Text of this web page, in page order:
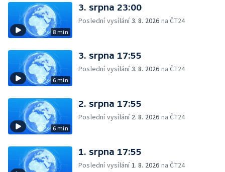
8 min
3. srpna 23:00
Poslední vysílání3. 8. 2026 na ČT24
6 min
3. srpna 17:55
Poslední vysílání3. 8. 2026 na ČT24
6 min
2. srpna 17:55
Poslední vysílání 2. 8. 2026 na ČT24
1. srpna 17:55
Poslední vysílání1. 8. 2026 na ČT24